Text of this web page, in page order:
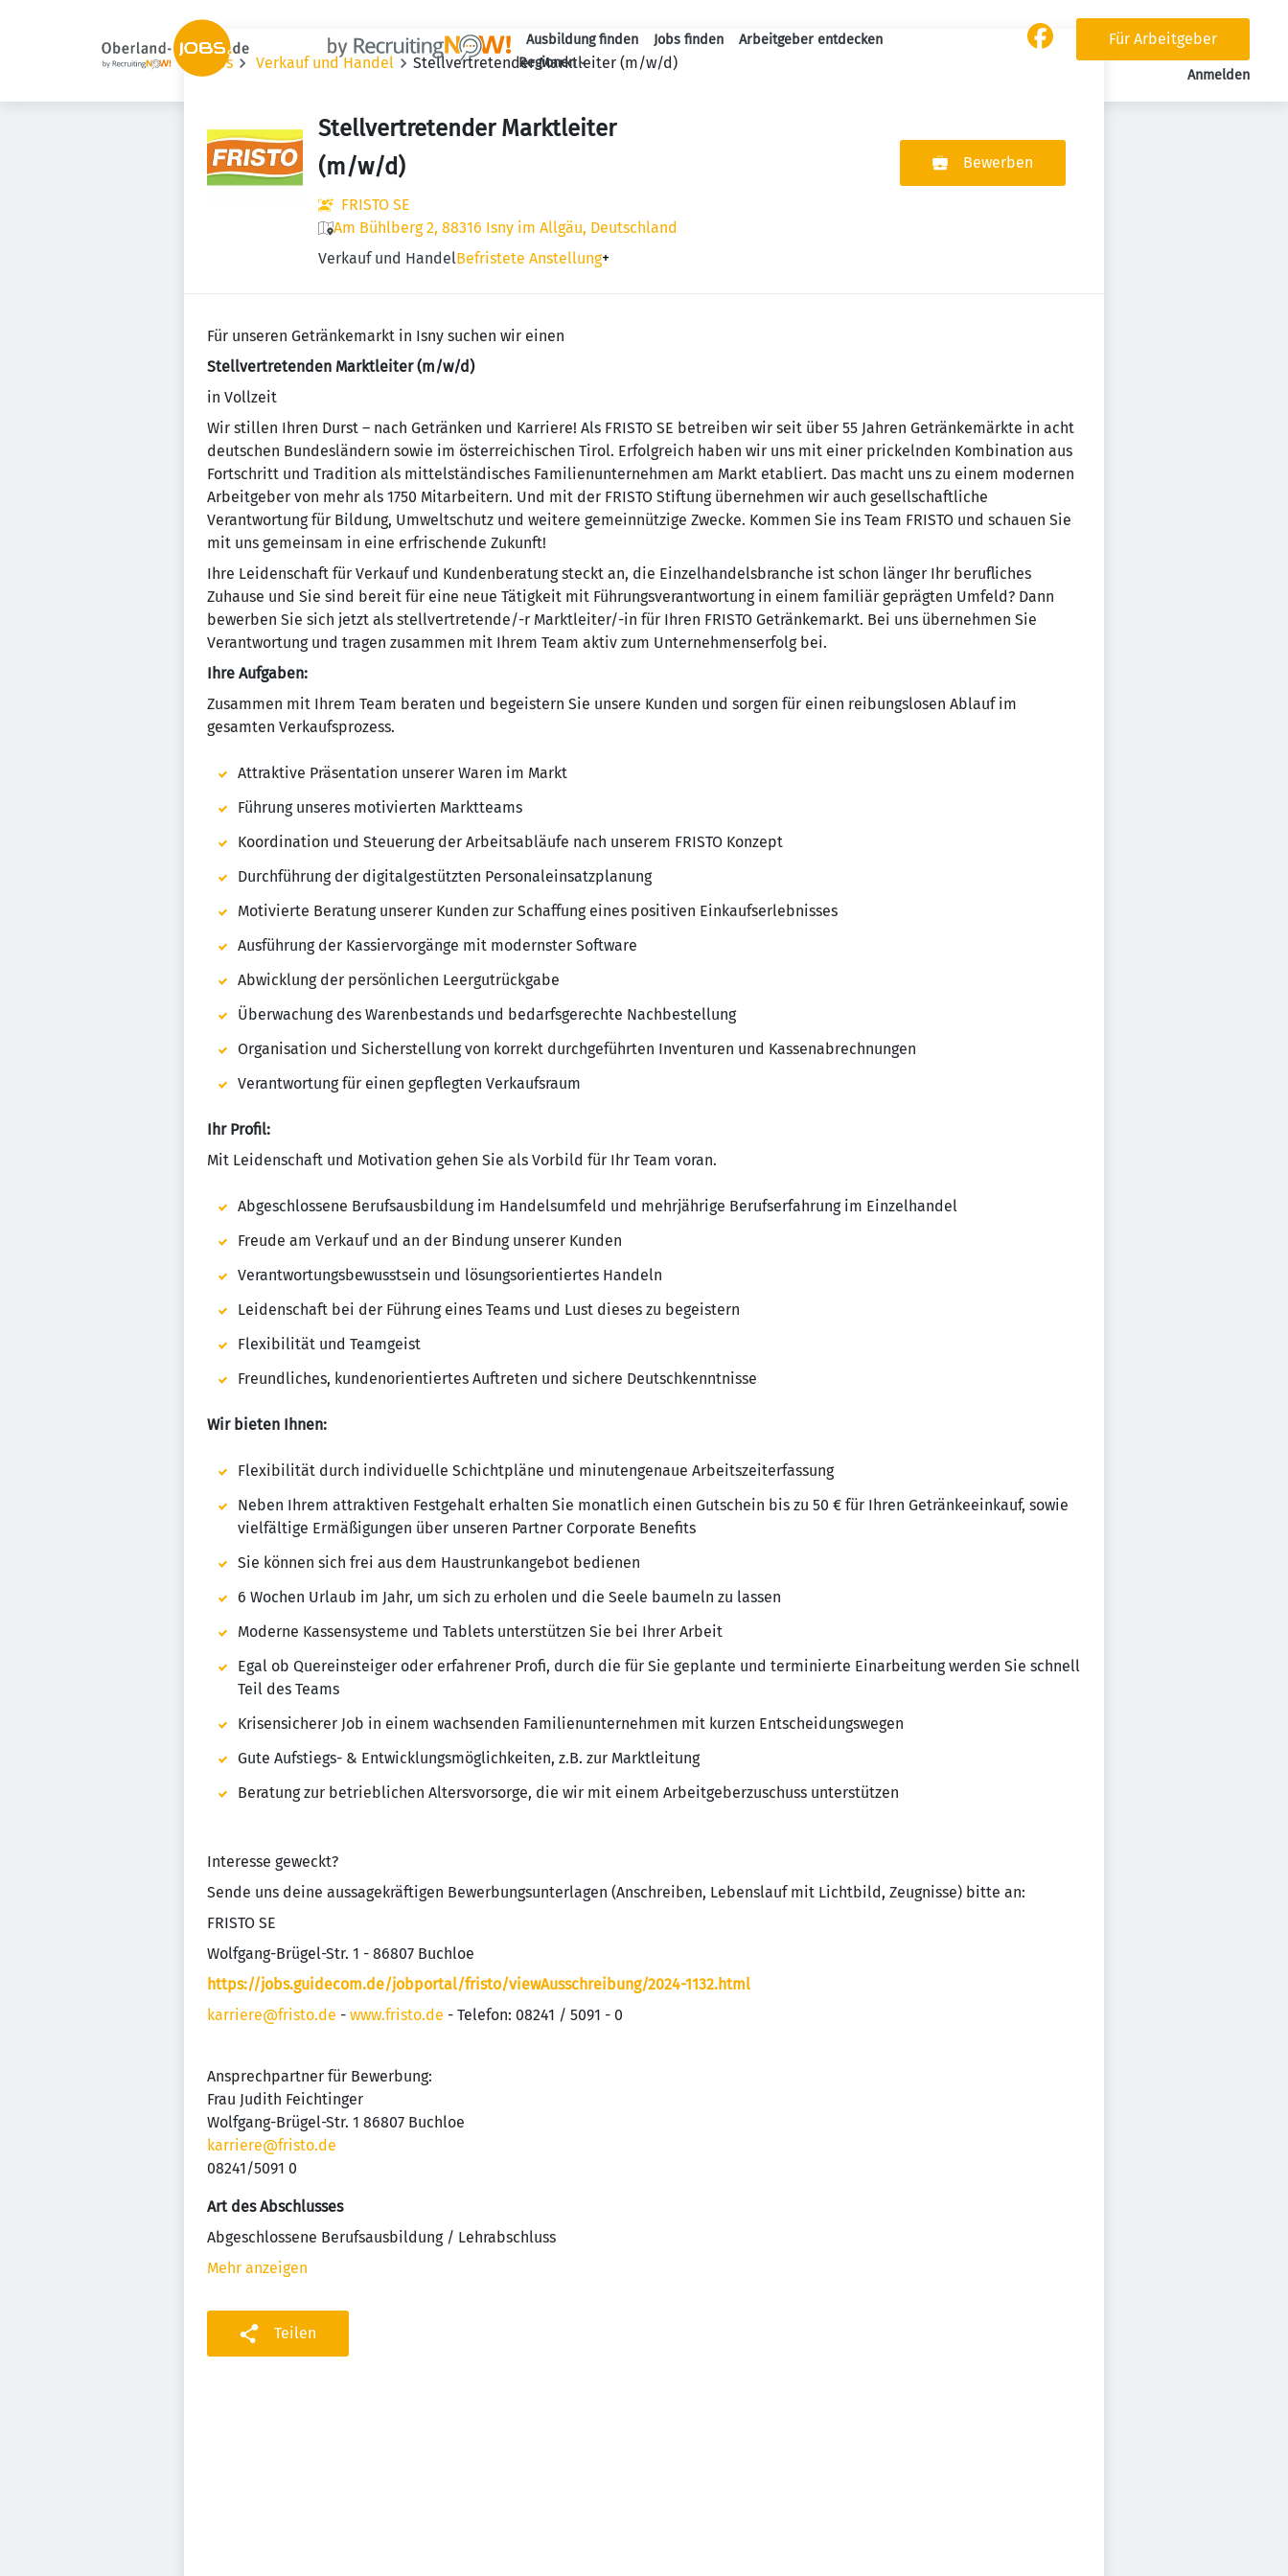
Ausbildung finden Jobs finden
Arbeitgeber entdecken
Regionen
Für Arbeitgeber
Anmelden
Jobs Verkauf und Handel Stellvertretender Marktleiter (m/w/d)
Stellvertretender Marktleiter
(m/w/d)
FRISTO SE
Am Bühlberg 2, 88316 Isny im Allgäu, Deutschland
Verkauf und HandelBefristete Anstellung+
Bewerben
Für unseren Getränkemarkt in Isny suchen wir einen
Stellvertretenden Marktleiter (m/w/d)
in Vollzeit
Wir stillen Ihren Durst – nach Getränken und Karriere! Als FRISTO SE betreiben wir seit über 55 Jahren Getränkemärkte in acht
deutschen Bundesländern sowie im österreichischen Tirol. Erfolgreich haben wir uns mit einer prickelnden Kombination aus
Fortschritt und Tradition als mittelständisches Familienunternehmen am Markt etabliert. Das macht uns zu einem modernen
Arbeitgeber von mehr als 1750 Mitarbeitern. Und mit der FRISTO Stiftung übernehmen wir auch gesellschaftliche
Verantwortung für Bildung, Umweltschutz und weitere gemeinnützige Zwecke. Kommen Sie ins Team FRISTO und schauen Sie
mit uns gemeinsam in eine erfrischende Zukunft!
Ihre Leidenschaft für Verkauf und Kundenberatung steckt an, die Einzelhandelsbranche ist schon länger Ihr berufliches
Zuhause und Sie sind bereit für eine neue Tätigkeit mit Führungsverantwortung in einem familiär geprägten Umfeld? Dann
bewerben Sie sich jetzt als stellvertretende/-r Marktleiter/-in für Ihren FRISTO Getränkemarkt. Bei uns übernehmen Sie
Verantwortung und tragen zusammen mit Ihrem Team aktiv zum Unternehmenserfolg bei.
Ihre Aufgaben:
Zusammen mit Ihrem Team beraten und begeistern Sie unsere Kunden und sorgen für einen reibungslosen Ablauf im
gesamten Verkaufsprozess.
Attraktive Präsentation unserer Waren im Markt
Führung unseres motivierten Marktteams
Koordination und Steuerung der Arbeitsabläufe nach unserem FRISTO Konzept
Durchführung der digitalgestützten Personaleinsatzplanung
Motivierte Beratung unserer Kunden zur Schaffung eines positiven Einkaufserlebnisses
Ausführung der Kassiervorgänge mit modernster Software
Abwicklung der persönlichen Leergutrückgabe
Überwachung des Warenbestands und bedarfsgerechte Nachbestellung
Organisation und Sicherstellung von korrekt durchgeführten Inventuren und Kassenabrechnungen
Verantwortung für einen gepflegten Verkaufsraum
Ihr Profil:
Mit Leidenschaft und Motivation gehen Sie als Vorbild für Ihr Team voran.
Abgeschlossene Berufsausbildung im Handelsumfeld und mehrjährige Berufserfahrung im Einzelhandel
Freude am Verkauf und an der Bindung unserer Kunden
Verantwortungsbewusstsein und lösungsorientiertes Handeln
Leidenschaft bei der Führung eines Teams und Lust dieses zu begeistern
Flexibilität und Teamgeist
Freundliches, kundenorientiertes Auftreten und sichere Deutschkenntnisse
Wir bieten Ihnen:
Flexibilität durch individuelle Schichtpläne und minutengenaue Arbeitszeiterfassung
Neben Ihrem attraktiven Festgehalt erhalten Sie monatlich einen Gutschein bis zu 50 € für Ihren Getränkeeinkauf, sowie
vielfältige Ermäßigungen über unseren Partner Corporate Benefits
Sie können sich frei aus dem Haustrunkangebot bedienen
6 Wochen Urlaub im Jahr, um sich zu erholen und die Seele baumeln zu lassen
Moderne Kassensysteme und Tablets unterstützen Sie bei Ihrer Arbeit
Egal ob Quereinsteiger oder erfahrener Profi, durch die für Sie geplante und terminierte Einarbeitung werden Sie schnell
Teil des Teams
Krisensicherer Job in einem wachsenden Familienunternehmen mit kurzen Entscheidungswegen
Gute Aufstiegs- & Entwicklungsmöglichkeiten, z.B. zur Marktleitung
Beratung zur betrieblichen Altersvorsorge, die wir mit einem Arbeitgeberzuschuss unterstützen
Interesse geweckt?
Sende uns deine aussagekräftigen Bewerbungsunterlagen (Anschreiben, Lebenslauf mit Lichtbild, Zeugnisse) bitte an:
FRISTO SE
Wolfgang-Brügel-Str. 1 - 86807 Buchloe
https://jobs.guidecom.de/jobportal/fristo/viewAusschreibung/2024-1132.html
karriere@fristo.de - www.fristo.de - Telefon: 08241 / 5091 - 0
Ansprechpartner für Bewerbung:
Frau Judith Feichtinger
Wolfgang-Brügel-Str. 1 86807 Buchloe
karriere@fristo.de
08241/5091 0
Art des Abschlusses
Abgeschlossene Berufsausbildung / Lehrabschluss
Mehr anzeigen
Teilen